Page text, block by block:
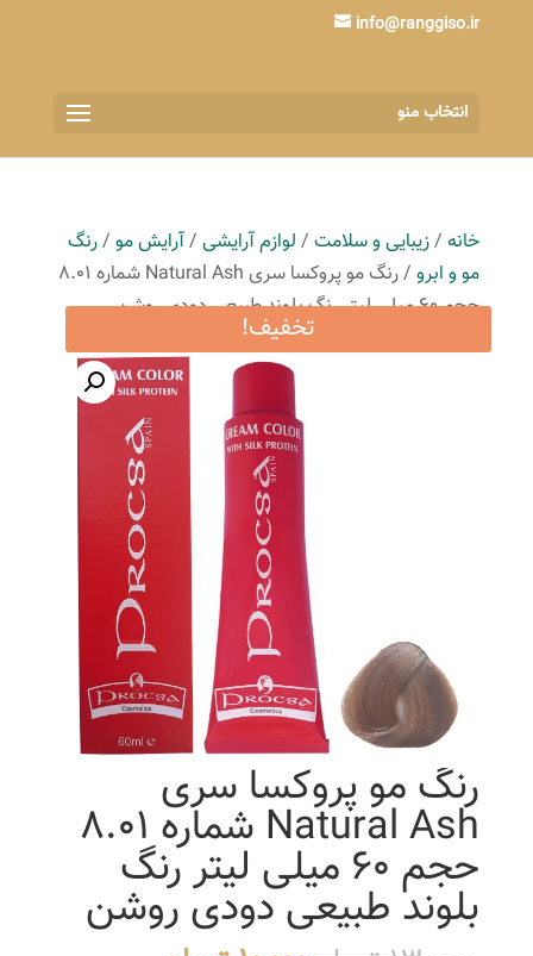
info@ranggiso.ir
انتخاب منو
خانه/زیبایی و سلامت/ لوازم آرایشی/آرایش مو/رنگ
مو و ابرو
/ رنگ مو پروکسا سری Natural Ash شماره 8.01
حجم 60 میلی لیتر رنگ بلوند طبیعی دودی روشن
تخفیف!
رنگ مو پروکسا سری
Natural Ash شماره 8.01
حجم 60 میلی لیتر رنگ
بلوند طبیعی دودی روشن